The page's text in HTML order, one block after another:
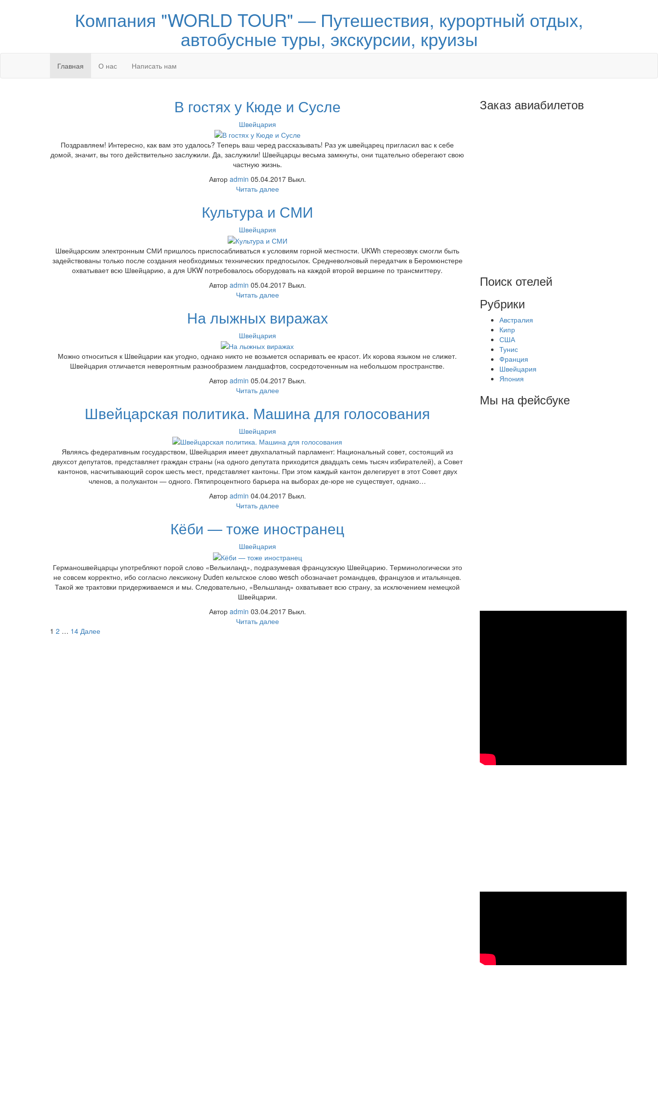
Компания "WORLD TOUR" — Путешествия, курортный отдых,
автобусные туры, экскурсии, круизы
Главная О нас Написать нам
В гостях у Кюде и Сусле
Швейцария
Поздравляем! Интересно, как вам это удалось? Теперь ваш черед рассказывать! Раз уж швейцарец пригласил вас к себе
домой, значит, вы того действительно заслужили. Да, заслужили! Швейцарцы весьма замкнуты, они тщательно оберегают свою
частную жизнь.
Автор admin 05.04.2017 Выкл.
Читать далее
Культура и СМИ
Швейцария
Швейцарским электронным СМИ пришлось приспосабливаться к условиям горной местности. UKWh стереозвук смогли быть
задействованы только после создания необходимых технических предпосылок. Средневолновый передатчик в Беромюнстере
охватывает всю Швейцарию, а для UKW потребовалось оборудовать на каждой второй вершине по трансмиттеру.
Автор admin 05.04.2017 Выкл.
Читать далее
На лыжных виражах
Швейцария
Можно относиться к Швейцарии как угодно, однако никто не возьмется оспаривать ее красот. Их корова языком не слижет.
Швейцария отличается невероятным разнообразием ландшафтов, сосредоточенным на небольшом пространстве.
Автор admin 05.04.2017 Выкл.
Читать далее
Швейцарская политика. Машина для голосования
Швейцария
Являясь федеративным государством, Швейцария имеет двухпалатный парламент: Национальный совет, состоящий из
двухсот депутатов, представляет граждан страны (на одного депутата приходится двадцать семь тысяч избирателей), а Совет
кантонов, насчитывающий сорок шесть мест, представляет кантоны. При этом каждый кантон делегирует в этот Совет двух
членов, а полукантон — одного. Пятипроцентного барьера на выборах де-юре не существует, однако…
Автор admin 04.04.2017 Выкл.
Читать далее
Кёби — тоже иностранец
Швейцария
Германошвейцарцы употребляют порой слово «Велыиланд», подразумевая французскую Швейцарию. Терминологически это
не совсем корректно, ибо согласно лексикону Duden кельтское слово wesch обозначает романдцев, французов и итальянцев.
Такой же трактовки придерживаемся и мы. Следовательно, «Вельшланд» охватывает всю страну, за исключением немецкой
Швейцарии.
Автор admin 03.04.2017 Выкл.
Читать далее
Пагинация
1 2 … 14 Далее
Заказ авиабилетов
Поиск отелей
Рубрики
Австралия
Кипр
США
Тунис
Франция
Швейцария
Япония
Мы на фейсбуке